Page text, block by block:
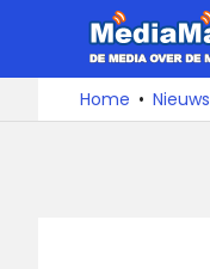
de
De
media
over
Home Nieuws